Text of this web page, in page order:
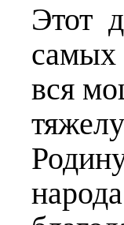
Этот
самых
вся